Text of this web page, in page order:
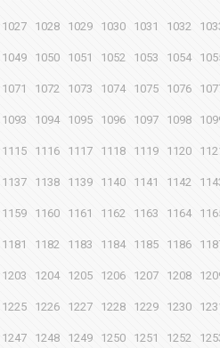
1027 1028 1029 1030 1031 1032
1049 1050 1051 1052 1053 1054
1071 1072 1073 1074 1075 1076
1093 1094 1095 1096 1097 1098
1115 1116 1117 1118 1119 1120
1137 1138 1139 1140 1141 1142
1159 1160 1161 1162 1163 1164
1181 1182 1183 1184 1185 1186
1203 1204 1205 1206 1207 1208
1225 1226 1227 1228 1229 1230
1247 1248 1249 1250 1251 1252